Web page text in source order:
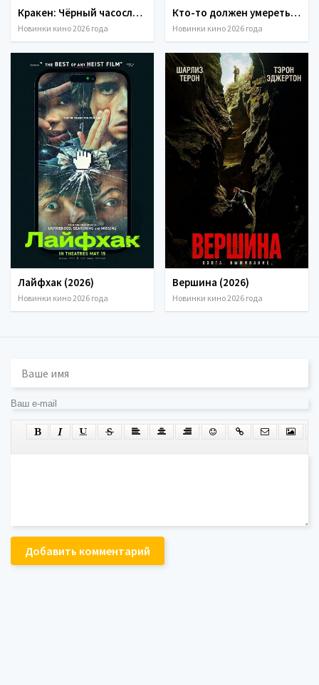
Кракен: Чёрный часослов (2026)
Новинки кино 2026 года
Кто-то должен умереть (2026)
Новинки кино 2026 года
Лайфхак (2026)
Новинки кино 2026 года
Вершина (2026)
Новинки кино 2026 года
Добавить комментарий